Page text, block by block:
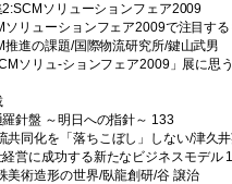
2:SCMソリューションフェア2009
ソリューションフェア2009で注目す
推進の課題/国際物流研究所/鍵山武男
ソリュ-ションフェア2009」展に思
羅針盤 ～明日への指針～ 133
共同化を「落ちこぼし」しない/津久
経営に成功する新たなビジネスモデル
美術造形の世界/臥龍創研/谷 譲治